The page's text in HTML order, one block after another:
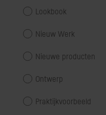
Lookbook
Nieuw Werk
Nieuwe producten
Ontwerp
Praktijkvoorbeeld